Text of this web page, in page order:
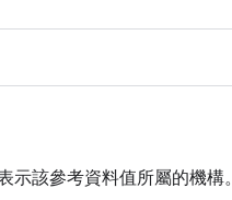
該參考資料值所屬的機構。